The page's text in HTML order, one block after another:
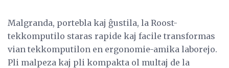
Malgranda, portebla kaj ĝustila, la Roost-
tekkomputilo staras rapide kaj facile transformas
vian tekkomputilon en ergonomie-amika laborejo.
Pli malpeza kaj pli kompakta ol multaj de la